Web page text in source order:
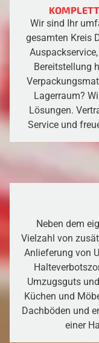
Wir sind Ihr
gesamten Kreis
Bereitstellung
Lagerraum?
Lösungen.
Service und
Neben dem
Vielzahl von
Anlieferung von
Umzugsguts
Küchen und
Dachböden und
einer